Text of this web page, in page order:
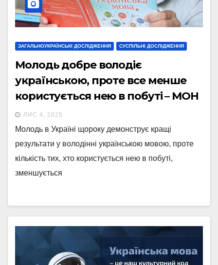
ЗАГАЛЬНОУКРАЇНСЬКІ ДОСЛІДЖЕННЯ СУСПІЛЬНІ ДОСЛІДЖЕННЯ
Молодь добре володіє
українською, проте все менше
користується нею в побуті – МОН
ЛИС 4, 2025
Молодь в Україні щороку демонструє кращі
результати у володінні українською мовою, проте
кількість тих, хто користується нею в побуті,
зменшується